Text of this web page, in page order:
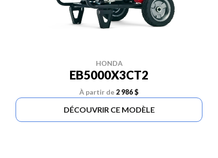
HONDA
EB5000X3CT2
À partir de 2 986 $
DÉCOUVRIR CE MODÈLE